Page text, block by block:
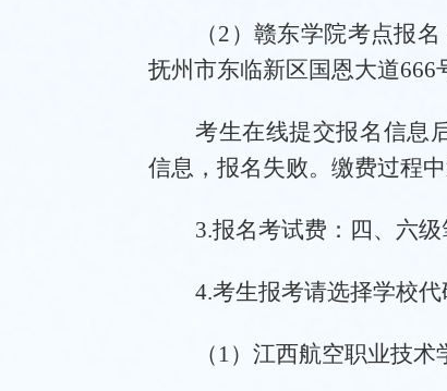
（2）赣东学院考点报名
抚州市东临新区国恩大道666
考生在线提交报名信息
信息，报名失败。缴费过程
3.报名考试费：四、六级
4.考生报考请选择学校代
（ 1） 江西航空职业技术